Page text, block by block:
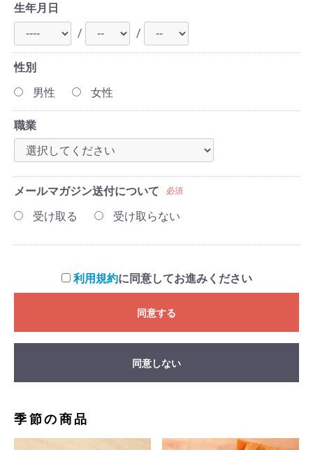
生年月日
/
/
性別
男性
女性
職業
メールマガジン送付について 必須
受け取る 受け取らない
利用規約に同意してお進みください
同意する
同意しない
季節の商品